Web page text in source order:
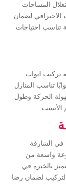
المساحات
لضمان
تناسب احتياجات
تركيب ابواب
تناسب المنازل
الحركة وطول
الأنسب.
في الشارقة
واسعة من
بالخبرة في
لضمان رضا